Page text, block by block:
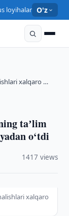
loyihalar O'z
xalqaro …
taʼlim
o‘tdi
1417 views
xalqaro